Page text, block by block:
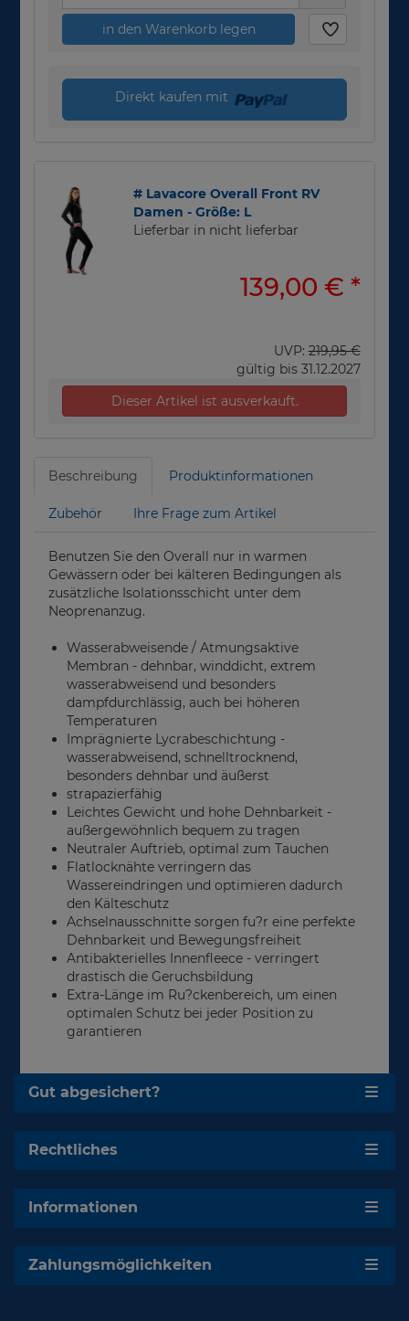
in den Warenkorb legen
Direkt kaufen mit
# Lavacore Overall Front RV
Damen - Größe: L
Lieferbar in nicht lieferbar
139,00 € *
UVP:219,95 €
gültig bis 31.12.2027
Dieser Artikel ist ausverkauft.
Beschreibung Produktinformationen
Zubehör Ihre Frage zum Artikel
Benutzen Sie den Overall nur in warmen
Gewässern oder bei kälteren Bedingungen als
zusätzliche Isolationsschicht unter dem
Neoprenanzug.
Wasserabweisende / Atmungsaktive
Membran - dehnbar, winddicht, extrem
wasserabweisend und besonders
dampfdurchlässig, auch bei höheren
Temperaturen
Imprägnierte Lycrabeschichtung -
wasserabweisend, schnelltrocknend,
besonders dehnbar und äußerst
strapazierfähig
Leichtes Gewicht und hohe Dehnbarkeit -
außergewöhnlich bequem zu tragen
Neutraler Auftrieb, optimal zum Tauchen
Flatlocknähte verringern das
Wassereindringen und optimieren dadurch
den Kälteschutz
Achselnausschnitte sorgen fu?r eine perfekte
Dehnbarkeit und Bewegungsfreiheit
Antibakterielles Innenfleece - verringert
drastisch die Geruchsbildung
Extra-Länge im Ru?ckenbereich, um einen
optimalen Schutz bei jeder Position zu
garantieren
Gut abgesichert?
Rechtliches
Informationen
Zahlungsmöglichkeiten